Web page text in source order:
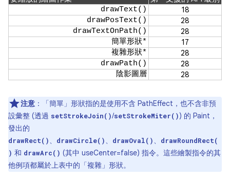
drawText() 18
drawPosText() 28
drawTextOnPath() 28
簡單形狀* 17
複雜形狀* 28
drawPath() 28
陰影圖層 28
注意 ：「簡單」形狀指的是使用不含 PathEffect，也不含非預
設彙整 (透過 setStrokeJoin()/setStrokeMiter()) 的 Paint，
發出的
drawRect()、 drawCircle()、 drawOval()、
drawRoundRect(
) 和 drawArc() (其中 useCenter=false) 指令。這些繪製指令的其
他例項都屬於上表中的「複雜」形狀。